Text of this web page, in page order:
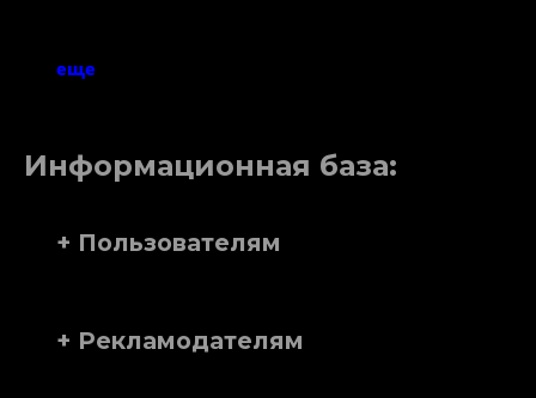
еще
Информационная база:
+ Пользователям
+ Рекламодателям